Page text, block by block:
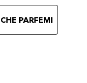
PARFEMI